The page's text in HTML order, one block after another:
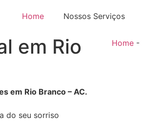
Home Nossos Serviços
em Rio
em Rio Branco – AC.
do seu sorriso
Home -